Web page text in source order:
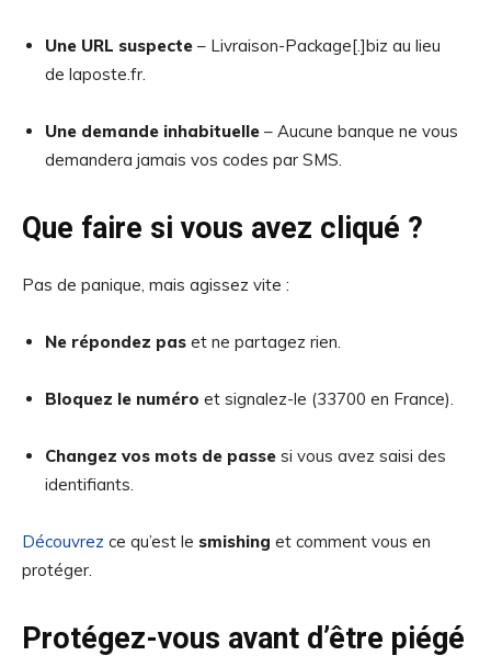
Une URL suspecte – Livraison-Package[.]biz au lieu
de laposte.fr.
Une demande inhabituelle – Aucune banque ne vous
demandera jamais vos codes par SMS.
Que faire si vous avez cliqué ?
Pas de panique, mais agissez vite :
Ne répondez pas et ne partagez rien.
Bloquez le numéro et signalez-le (33700 en France).
Changez vos mots de passe si vous avez saisi des
identifiants.
Découvrez ce qu’est le smishing et comment vous en
protéger.
Protégez-vous avant d’être piégé